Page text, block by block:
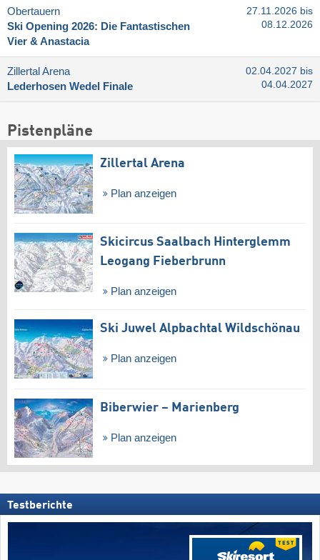
Obertauern
Ski Opening 2026: Die Fantastischen
Vier & Anastacia
27.11.2026 bis
08.12.2026
Zillertal Arena
Lederhosen Wedel Finale
02.04.2027 bis
04.04.2027
Pistenpläne
Zillertal Arena
Plan anzeigen
Skicircus Saalbach Hinterglemm
Leogang Fieberbrunn
Plan anzeigen
Ski Juwel Alpbachtal Wildschönau
Plan anzeigen
Biberwier – Marienberg
Plan anzeigen
Testberichte